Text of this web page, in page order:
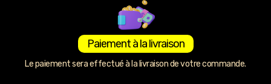
Paiement à la livraison
Le paiement sera effectué à la livraison de votre commande.